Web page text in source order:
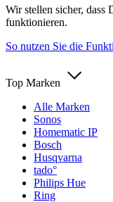
Wir stellen sicher, dass
funktionieren.
So nutzen Sie die
Top Marken
Alle Marken
Sonos
Homematic IP
Bosch
Husqvarna
tado°
Philips Hue
Ring